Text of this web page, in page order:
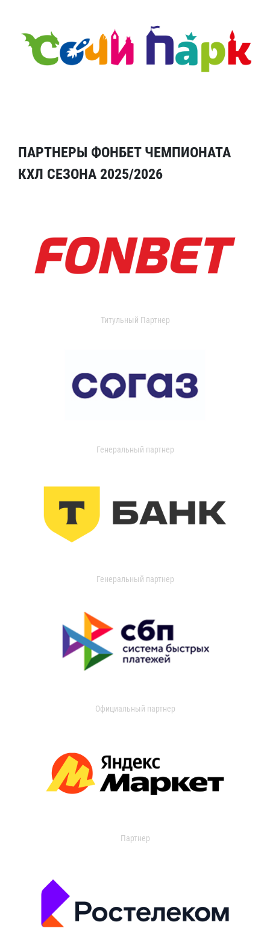
ПАРТНЕРЫ ФОНБЕТ ЧЕМПИОНАТА
КХЛ СЕЗОНА 2025/2026
Титульный Партнер
Генеральный партнер
Генеральный партнер
Официальный партнер
Партнер